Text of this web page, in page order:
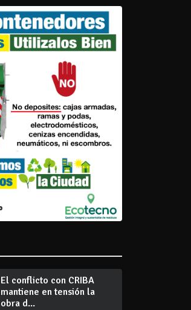
El conflicto con CRIBA
mantiene en tensión la
obra d...